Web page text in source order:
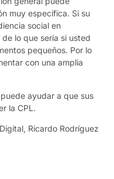
muy específica. Si su
social en
lo que sería si usted
pequeños. Por lo
con una amplia
ayudar a que sus
la CPL.
Ricardo Rodríguez